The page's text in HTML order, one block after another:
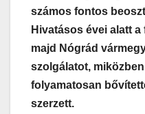
számos fontos
Hivatásos évei alatt
majd Nógrád
szolgálatot,
folyamatosan
szerzett.